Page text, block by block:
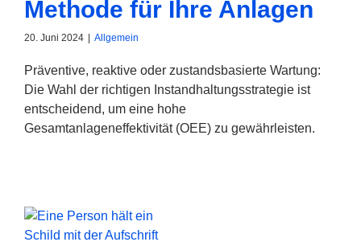
Methode für Ihre Anlagen
20. Juni 2024 Allgemein
Präventive, reaktive oder zustandsbasierte Wartung:
Die Wahl der richtigen Instandhaltungsstrategie ist
entscheidend, um eine hohe
Gesamtanlageneffektivität (OEE) zu gewährleisten.